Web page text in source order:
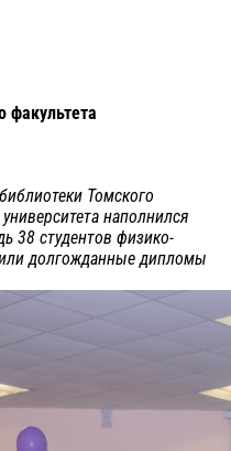
факультета
Томского
наполнился
38 студентов физико-
долгожданные дипломы